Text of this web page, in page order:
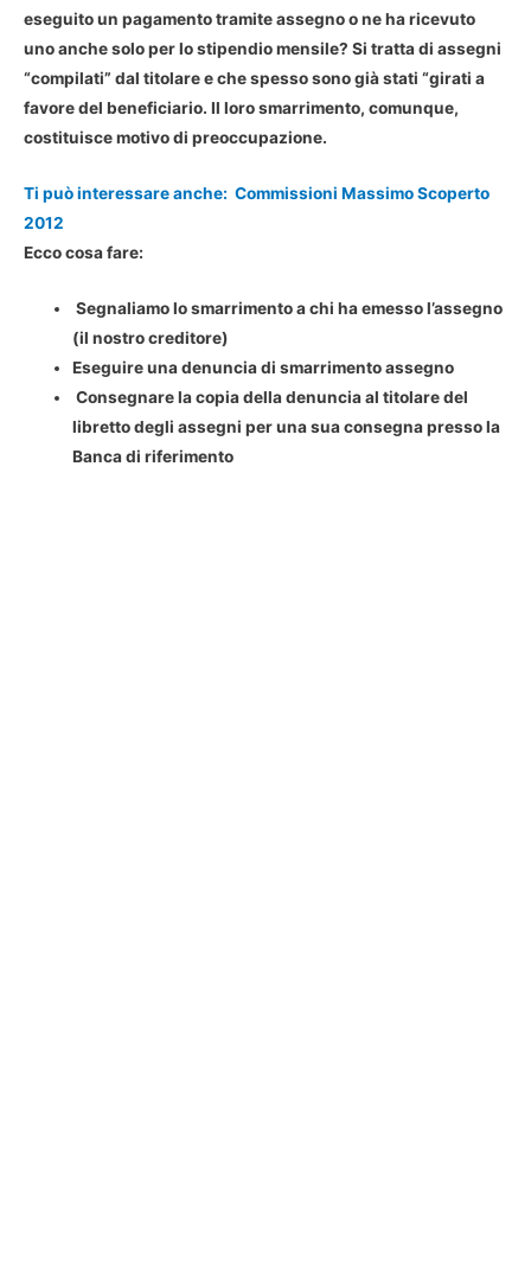
eseguito un pagamento tramite assegno o ne ha ricevuto
uno anche solo per lo stipendio mensile? Si tratta di assegni
“compilati” dal titolare e che spesso sono già stati “girati a
favore del beneficiario. Il loro smarrimento, comunque,
costituisce motivo di preoccupazione.
Ti può interessare anche: Commissioni Massimo Scoperto
2012
Ecco cosa fare:
Segnaliamo lo smarrimento a chi ha emesso l’assegno
(il nostro creditore)
Eseguire una denuncia di smarrimento assegno
Consegnare la copia della denuncia al titolare del
libretto degli assegni per una sua consegna presso la
Banca di riferimento